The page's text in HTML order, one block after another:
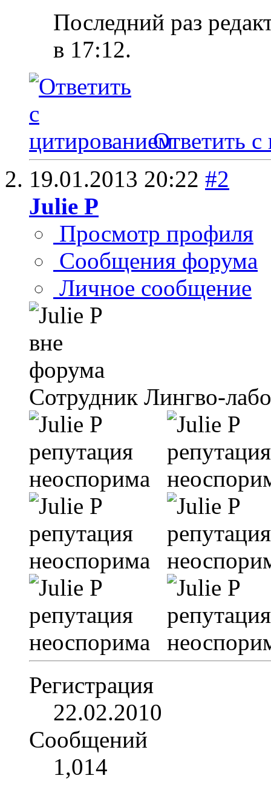
Последний раз
в 17:12.
Ответить с
19.01.2013 20:22 #2
Julie P
Просмотр профиля
Сообщения форума
Личное сообщение
Сотрудник Лингво-
Регистрация
22.02.2010
Сообщений
1,014